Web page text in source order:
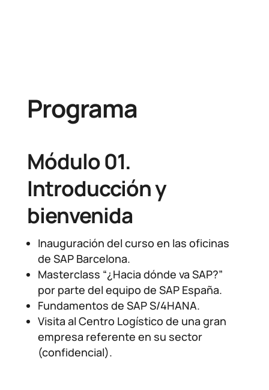
Programa
Módulo 01.
Introducción y
bienvenida
Inauguración del curso en las oficinas
de SAP Barcelona.
Masterclass “¿Hacia dónde va SAP?”
por parte del equipo de SAP España.
Fundamentos de SAP S/4HANA.
Visita al Centro Logístico de una gran
empresa referente en su sector
(confidencial).